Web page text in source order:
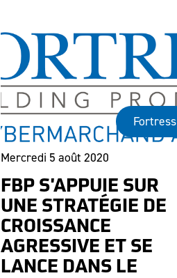
Fortress
Mercredi 5 août 2020
FBP S'APPUIE SUR
UNE STRATÉGIE DE
CROISSANCE
AGRESSIVE ET SE
LANCE DANS LE